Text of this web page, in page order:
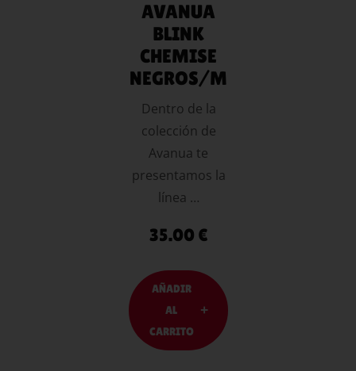
AVANUA
BLINK
CHEMISE
NEGROS/M
Dentro de la
colección de
Avanua te
presentamos la
línea …
35.00 €
AÑADIR
AL
CARRITO